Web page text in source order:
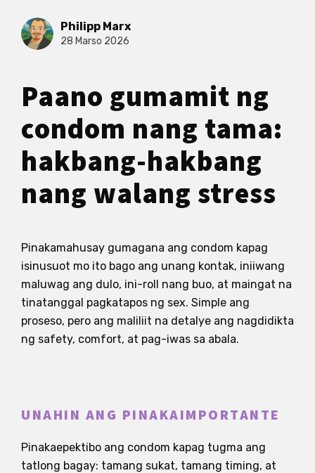
Philipp Marx
28 Marso 2026
Paano gumamit ng
condom nang tama:
hakbang-hakbang
nang walang stress
Pinakamahusay gumagana ang condom kapag
isinusuot mo ito bago ang unang kontak, iniiwang
maluwag ang dulo, ini-roll nang buo, at maingat na
tinatanggal pagkatapos ng sex. Simple ang
proseso, pero ang maliliit na detalye ang nagdidikta
ng safety, comfort, at pag-iwas sa abala.
UNAHIN ANG PINAKAIMPORTANTE
Pinakaepektibo ang condom kapag tugma ang
tatlong bagay: tamang sukat, tamang timing, at